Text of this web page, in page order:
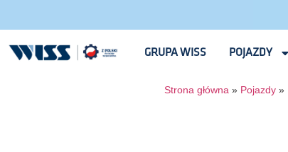
GRUPA WISS POJAZDY
Strona główna » Pojazdy »